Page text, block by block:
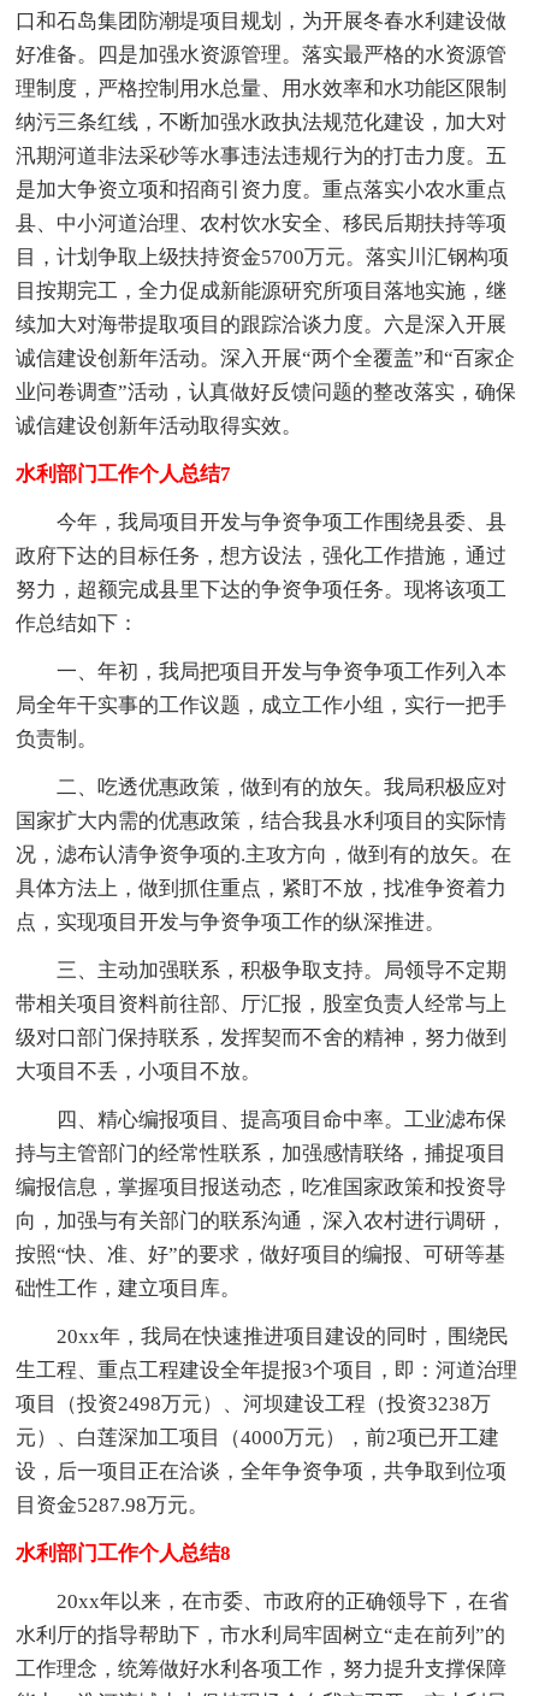
口和石岛集团防潮堤项目规划，为开展冬春水利建设做
好准备。四是加强水资源管理。落实最严格的水资源管
理制度，严格控制用水总量、用水效率和水功能区限制
纳污三条红线，不断加强水政执法规范化建设，加大对
汛期河道非法采砂等水事违法违规行为的打击力度。五
是加大争资立项和招商引资力度。重点落实小农水重点
县、中小河道治理、农村饮水安全、移民后期扶持等项
目，计划争取上级扶持资金5700万元。落实川汇钢构项
目按期完工，全力促成新能源研究所项目落地实施，继
续加大对海带提取项目的跟踪洽谈力度。六是深入开展
诚信建设创新年活动。深入开展“两个全覆盖”和“百家企
业问卷调查”活动，认真做好反馈问题的整改落实，确保
诚信建设创新年活动取得实效。
水利部门工作个人总结7
今年，我局项目开发与争资争项工作围绕县委、县
政府下达的目标任务，想方设法，强化工作措施，通过
努力，超额完成县里下达的争资争项任务。现将该项工
作总结如下：
一、年初，我局把项目开发与争资争项工作列入本
局全年干实事的工作议题，成立工作小组，实行一把手
负责制。
二、吃透优惠政策，做到有的放矢。我局积极应对
国家扩大内需的优惠政策，结合我县水利项目的实际情
况，滤布认清争资争项的.主攻方向，做到有的放矢。在
具体方法上，做到抓住重点，紧盯不放，找准争资着力
点，实现项目开发与争资争项工作的纵深推进。
三、主动加强联系，积极争取支持。局领导不定期
带相关项目资料前往部、厅汇报，股室负责人经常与上
级对口部门保持联系，发挥契而不舍的精神，努力做到
大项目不丢，小项目不放。
四、精心编报项目、提高项目命中率。工业滤布保
持与主管部门的经常性联系，加强感情联络，捕捉项目
编报信息，掌握项目报送动态，吃准国家政策和投资导
向，加强与有关部门的联系沟通，深入农村进行调研，
按照“快、准、好”的要求，做好项目的编报、可研等基
础性工作，建立项目库。
20xx年，我局在快速推进项目建设的同时，围绕民
生工程、重点工程建设全年提报3个项目，即：河道治理
项目（投资2498万元）、河坝建设工程（投资3238万
元）、白莲深加工项目（4000万元），前2项已开工建
设，后一项目正在洽谈，全年争资争项，共争取到位项
目资金5287.98万元。
水利部门工作个人总结8
20xx年以来，在市委、市政府的正确领导下，在省
水利厅的指导帮助下，市水利局牢固树立“走在前列”的
工作理念，统筹做好水利各项工作，努力提升支撑保障